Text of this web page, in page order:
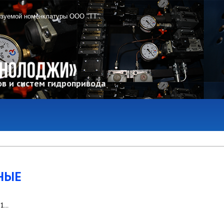
и систем гидропривода
номенклатуры ООО "ТТ"
...